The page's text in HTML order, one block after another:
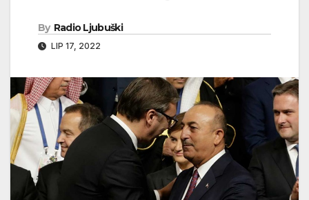
By Radio Ljubuški
LIP 17, 2022